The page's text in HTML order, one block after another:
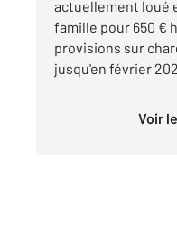
actuellement loué
famille pour 650 €
provisions sur
jusqu'en février
Voir